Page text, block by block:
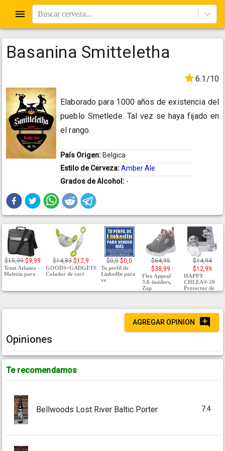
Buscar cerveza...
Basanina Smitteletha
6.1/10
Elaborado para 1000 años de existencia del
pueblo Smetlede. Tal vez se haya fijado en
el rango.
País Origen: Belgica
Estilo de Cerveza:Amber Ale
Grados de Alcohol: -
$15,99 $9,99
Trust Atlanta -
Maletín para
$14,83 $12,9
GOODS+GADGETS
Colador de coci
$0,0 $0,0
Tu perfil de
LinkedIn para
ve
$64,95
$38,99
Flex Appeal
3.0-insiders,
Zap
$14,94
$12,99
HAPPY
CHLEA® 20
Protector de
AGREGAR OPINION
Opiniones
Te recomendamos
Bellwoods Lost River Baltic Porter 7.4